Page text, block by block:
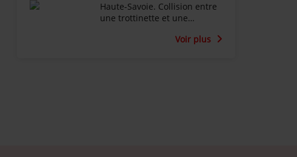
crâniens
Haute-Savoie. Collision entre
une trottinette et une
n’aurait pas respecté le feu
Voir plus